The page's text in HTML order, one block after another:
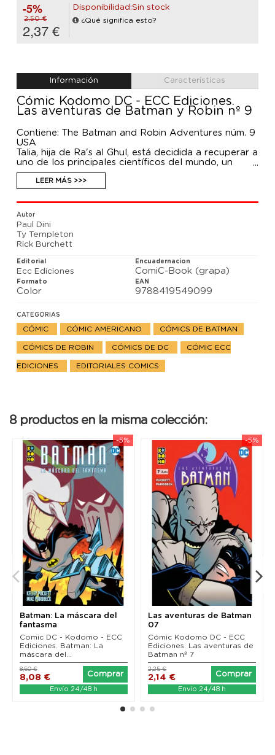
-5%
2,50 €
2,37 €
Disponibilidad:Sin stock
¿Qué significa esto?
Información Características
Cómic Kodomo DC - ECC Ediciones.
Las aventuras de Batman y Robin nº 9
Contiene: The Batman and Robin Adventures núm. 9
USA
Talia, hija de Ra's al Ghul, está decidida a recuperar a
uno de los principales científicos del mundo, un
hombre que escapó del control de su padre. Sin
embargo, Batgirl va a asegurarse de que Talia no
tenga éxito.
LEER MÁS >>>
Autor
Paul Dini
Ty Templeton
Rick Burchett
Editorial
Ecc Ediciones
Encuadernacion
ComiC-Book (grapa)
Formato
Color
EAN
9788419549099
CATEGORIAS
CÓMIC CÓMIC AMERICANO CÓMICS DE BATMAN
CÓMICS DE ROBIN CÓMICS DE DC CÓMIC ECC
EDICIONES EDITORIALES COMICS
8 productos en la misma colección:
-5%
Batman: La máscara del
fantasma
Comic DC - Kodomo - ECC
Ediciones. Batman: La
máscara del...
8,08 €
8,50 €
Comprar
Envío 24/48 h
-5%
Las aventuras de Batman
07
Cómic Kodomo DC - ECC
Ediciones. Las aventuras de
Batman nº 7
2,14 €
2,25 €
Comprar
Envío 24/48 h